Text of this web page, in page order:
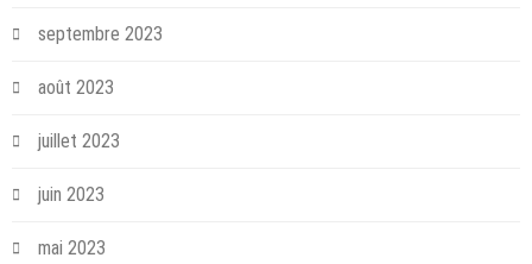
septembre 2023
août 2023
juillet 2023
juin 2023
mai 2023